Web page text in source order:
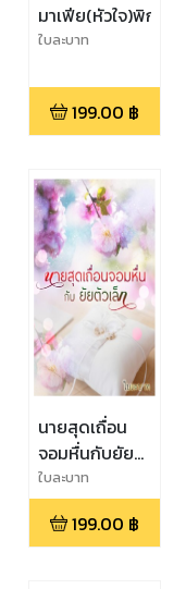
มาเฟีย(หัวใจ)พิการ
ใบละบาท
199.00 ฿
นายสุดเถื่อน
จอมหื่นกับยัย
ตัวเล็ก
ใบละบาท
199.00 ฿